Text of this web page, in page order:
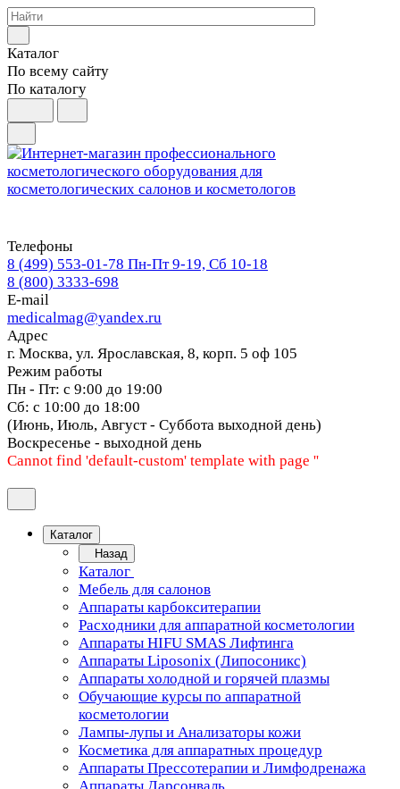
Каталог
По всему сайту
По каталогу
Телефоны
8 (499) 553-01-78 Пн-Пт 9-19, Сб 10-18
8 (800) 3333-698
E-mail
medicalmag@yandex.ru
Адрес
г. Москва, ул. Ярославская, 8, корп. 5 оф 105
Режим работы
Пн - Пт: с 9:00 до 19:00
Сб: с 10:00 до 18:00
(Июнь, Июль, Август - Суббота выходной день)
Воскресенье - выходной день
Cannot find 'default-custom' template with page ''
Каталог
Назад
Каталог
Мебель для салонов
Аппараты карбокситерапии
Расходники для аппаратной косметологии
Аппараты HIFU SMAS Лифтинга
Аппараты Liposonix (Липосоникс)
Аппараты холодной и горячей плазмы
Обучающие курсы по аппаратной
косметологии
Лампы-лупы и Анализаторы кожи
Косметика для аппаратных процедур
Аппараты Прессотерапии и Лимфодренажа